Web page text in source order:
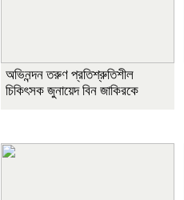
অভিনন্দন তরুণ প্রতিশ্রুতিশীল
চিকিৎসক জুনায়েদ বিন জাকিরকে